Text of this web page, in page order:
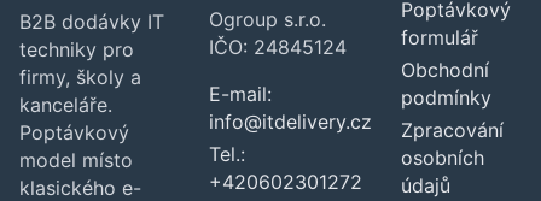
B2B dodávky IT
techniky pro
firmy, školy a
kanceláře.
Poptávkový
model místo
klasického e-
Ogroup s.r.o.
IČO: 24845124
E-mail:
info@itdelivery.cz
Tel.:
+420602301272
Poptávkový
formulář
Obchodní
podmínky
Zpracování
osobních
údajů